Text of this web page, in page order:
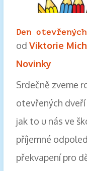
Den
od Viktorie
Novinky
Srdečně zveme
otevřených
jak to u nás ve
příjemné
překvapení pro